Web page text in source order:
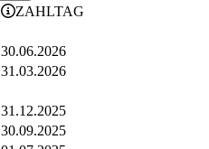
ZAHLTAG
30.06.2026
31.03.2026
31.12.2025
30.09.2025